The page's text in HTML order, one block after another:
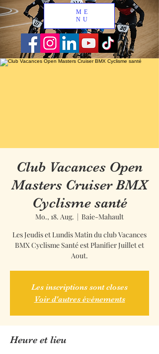
ME
NU
Club Vacances Open
Masters Cruiser BMX
Cyclisme santé
Mo., 18. Aug.
  |
Baie-Mahault
Les Jeudis et Lundis Matin du club Vacances
BMX Cyclisme Santé est Planifier Juillet et
Aout.
Les inscriptions sont closes
Voir d'autres événements
Heure et lieu